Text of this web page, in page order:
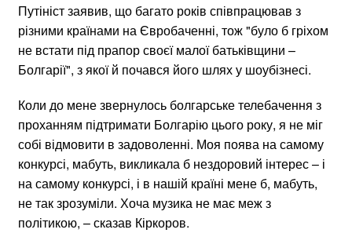
Путініст заявив, що багато років співпрацював з
різними країнами на Євробаченні, тож "було б гріхом
не встати під прапор своєї малої батьківщини –
Болгарії", з якої й почався його шлях у шоубізнесі.
Коли до мене звернулось болгарське телебачення з
проханням підтримати Болгарію цього року, я не міг
собі відмовити в задоволенні. Моя поява на самому
конкурсі, мабуть, викликала б нездоровий інтерес – і
на самому конкурсі, і в нашій країні мене б, мабуть,
не так зрозуміли. Хоча музика не має меж з
політикою, – сказав Кіркоров.